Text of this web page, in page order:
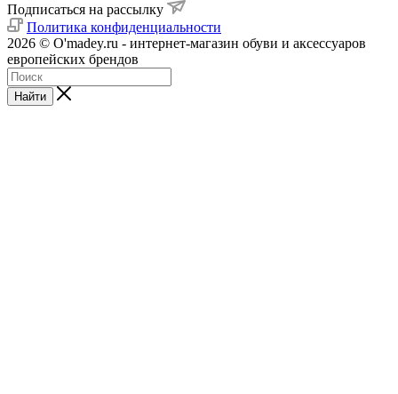
Подписаться на рассылку
Политика конфиденциальности
2026 © O'madey.ru - интернет-магазин обуви и аксессуаров
европейских брендов
Найти